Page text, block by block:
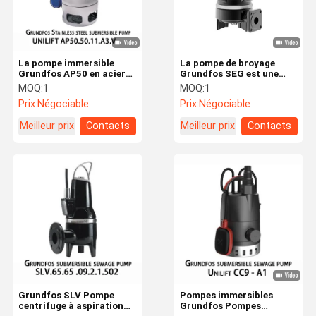
Aperçu Produits
A Propos De
Visite
La pompe de broyage
Grundfos SEG est une
pompe centrifugeuse à un
seul étage pour le
traitement des eaux
MOQ:1
Prix:Négociable
Meilleur prix
Contacts
La pompe immersible
Grundfos AP50 en acier
inoxydable est adaptée au
pompage des eaux de
surface et des eaux
MOQ:1
Prix:Négociable
Meilleur prix
Contacts
Pompes immersibles
Grundfos Pompes
Grundfos SLV Pompe
centrifuge à aspiration